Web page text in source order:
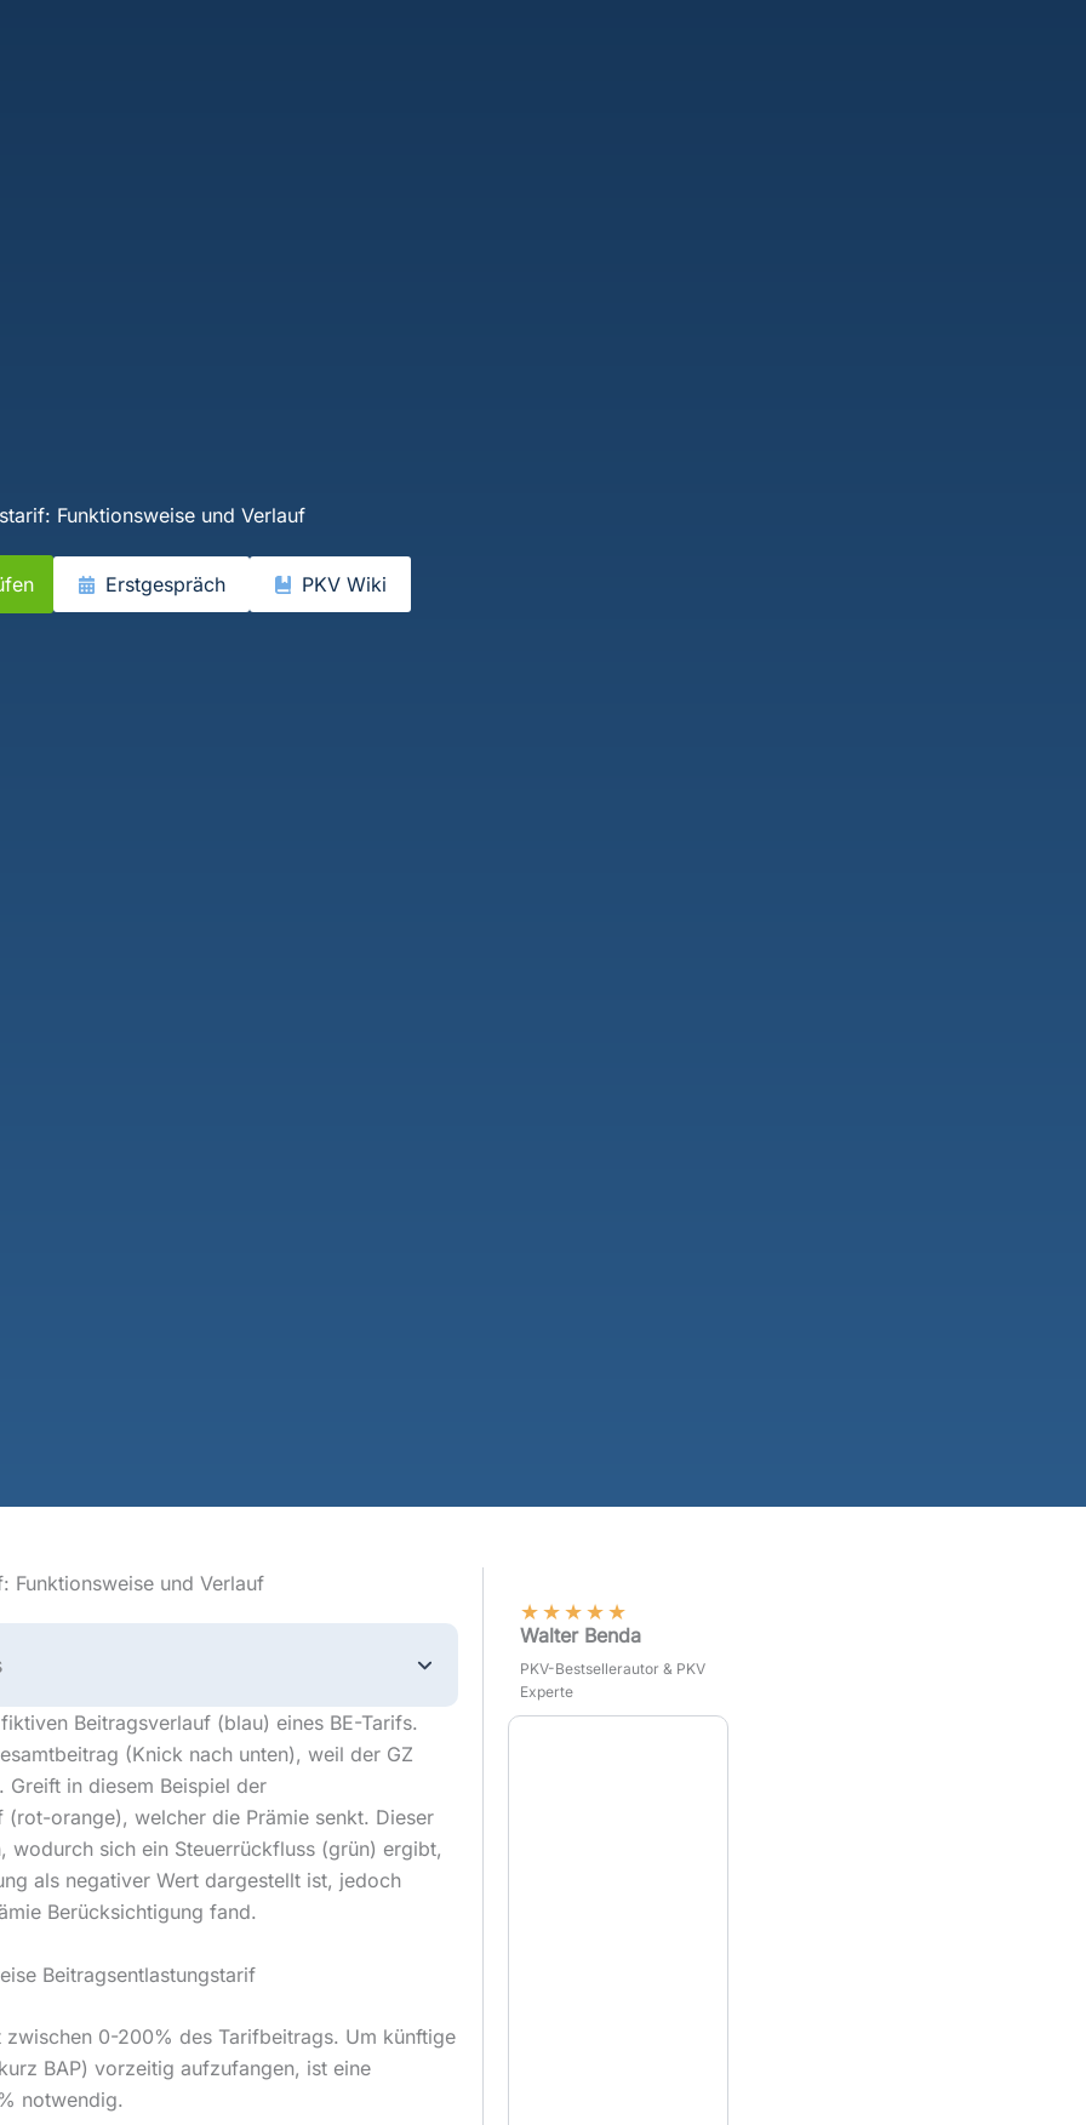
Funktionsweise und Verlauf
Erstgespräch PKV Wiki
Funktionsweise und Verlauf
Beitragsverlauf (blau) eines BE-Tarifs.
(Knick nach unten), weil der GZ
in diesem Beispiel der
(rot-orange), welcher die Prämie senkt. Dieser
wodurch sich ein Steuerrückfluss (grün) ergibt,
als negativer Wert dargestellt ist, jedoch
Berücksichtigung fand.
Beitragsentlastungstarif
zwischen 0-200% des Tarifbeitrags. Um künftige
BAP) vorzeitig aufzufangen, ist eine
notwendig.
★★★★★
Walter Benda
PKV-Bestsellerautor & PKV
Experte